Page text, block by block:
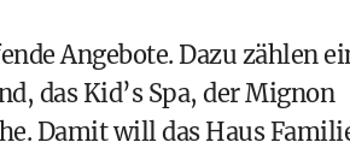
Angebote. Dazu zählen
das Kid’s Spa, der Mignon
Damit will das Haus